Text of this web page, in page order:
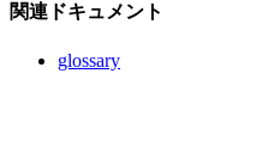
関連ドキュメント
glossary